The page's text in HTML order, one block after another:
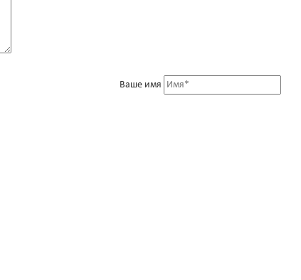
Ваше имя